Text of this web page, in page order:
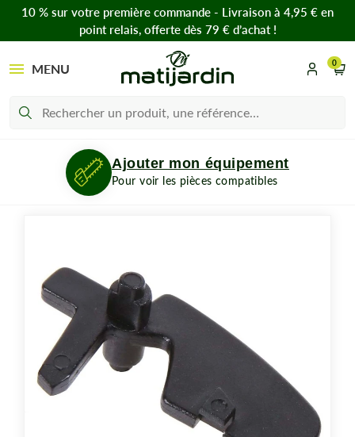
10 % sur votre première commande - Livraison à 4,95 € en
point relais, offerte dès 79 € d’achat !
MENU 0
Ajouter mon équipement
Pour voir les pièces compatibles